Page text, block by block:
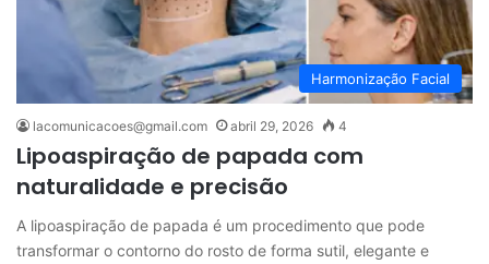
Harmonização Facial
lacomunicacoes@gmail.com abril 29, 2026 4
Lipoaspiração de papada com
naturalidade e precisão
A lipoaspiração de papada é um procedimento que pode
transformar o contorno do rosto de forma sutil, elegante e